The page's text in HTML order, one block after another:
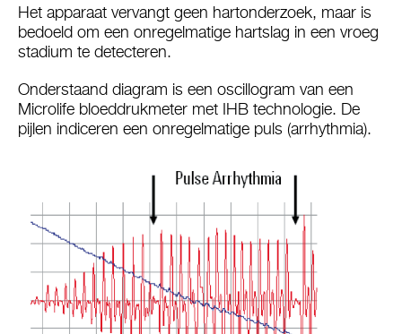
Het apparaat vervangt geen hartonderzoek, maar is
bedoeld om een onregelmatige hartslag in een vroeg
stadium te detecteren.
Onderstaand diagram is een oscillogram van een
Microlife bloeddrukmeter met IHB technologie. De
pijlen indiceren een onregelmatige puls (arrhythmia).